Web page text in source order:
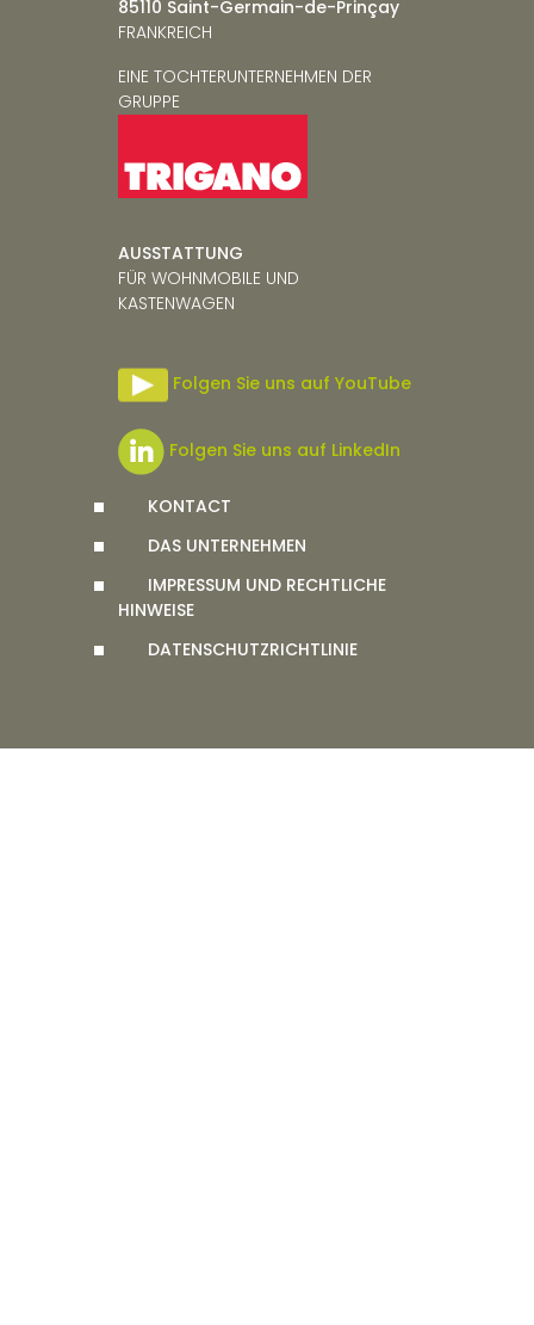
85110 Saint-Germain-de-Prinçay
FRANKREICH
EINE TOCHTERUNTERNEHMEN DER
GRUPPE
AUSSTATTUNG
FÜR WOHNMOBILE UND
KASTENWAGEN
Folgen Sie uns auf YouTube
Folgen Sie uns auf LinkedIn
KONTACT
DAS UNTERNEHMEN
IMPRESSUM UND RECHTLICHE
HINWEISE
DATENSCHUTZRICHTLINIE